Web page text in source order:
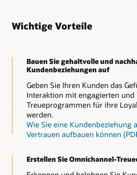
Wichtige Vorteile
Bauen Sie gehaltvolle und
Kundenbeziehungen auf
Geben Sie Ihren Kunden das
Interaktion mit engagierten und
Treueprogrammen für ihre
werden.
Wie Sie eine Kundenbeziehung
Vertrauen aufbauen können
Erstellen Sie Omnichannel-